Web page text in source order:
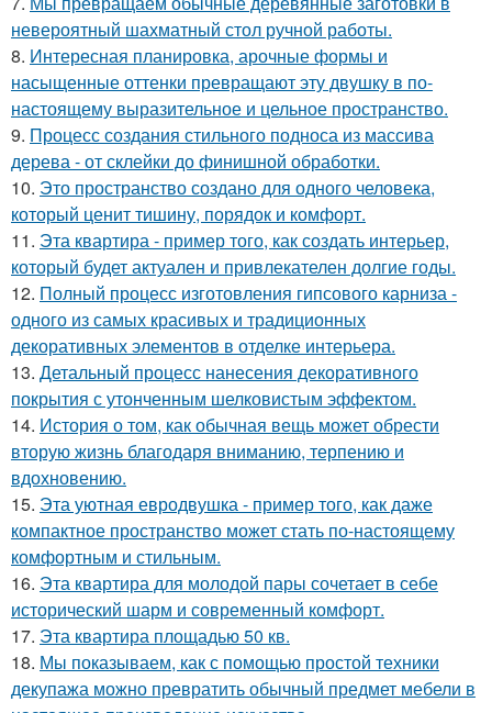
невероятный шахматный стол ручной работы.
8. Интересная планировка, арочные формы и
насыщенные оттенки превращают эту двушку в по-
настоящему выразительное и цельное пространство.
9. Процесс создания стильного подноса из массива
дерева - от склейки до финишной обработки.
10. Это пространство создано для одного человека,
который ценит тишину, порядок и комфорт.
11. Эта квартира - пример того, как создать интерьер,
который будет актуален и привлекателен долгие годы.
12. Полный процесс изготовления гипсового карниза -
одного из самых красивых и традиционных
декоративных элементов в отделке интерьера.
13. Детальный процесс нанесения декоративного
покрытия с утонченным шелковистым эффектом.
14. История о том, как обычная вещь может обрести
вторую жизнь благодаря вниманию, терпению и
вдохновению.
15. Эта уютная евродвушка - пример того, как даже
компактное пространство может стать по-настоящему
комфортным и стильным.
16. Эта квартира для молодой пары сочетает в себе
исторический шарм и современный комфорт.
17. Эта квартира площадью 50 кв.
18. Мы показываем, как с помощью простой техники
декупажа можно превратить обычный предмет мебели в